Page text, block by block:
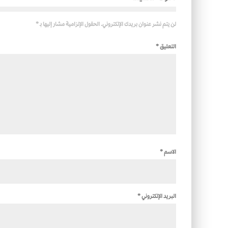
لن يتم نشر عنوان بريدك الإلكتروني. الحقول الإلزامية مشار إليها بـ*
التعليق*
الاسم*
البريد الإلكتروني*